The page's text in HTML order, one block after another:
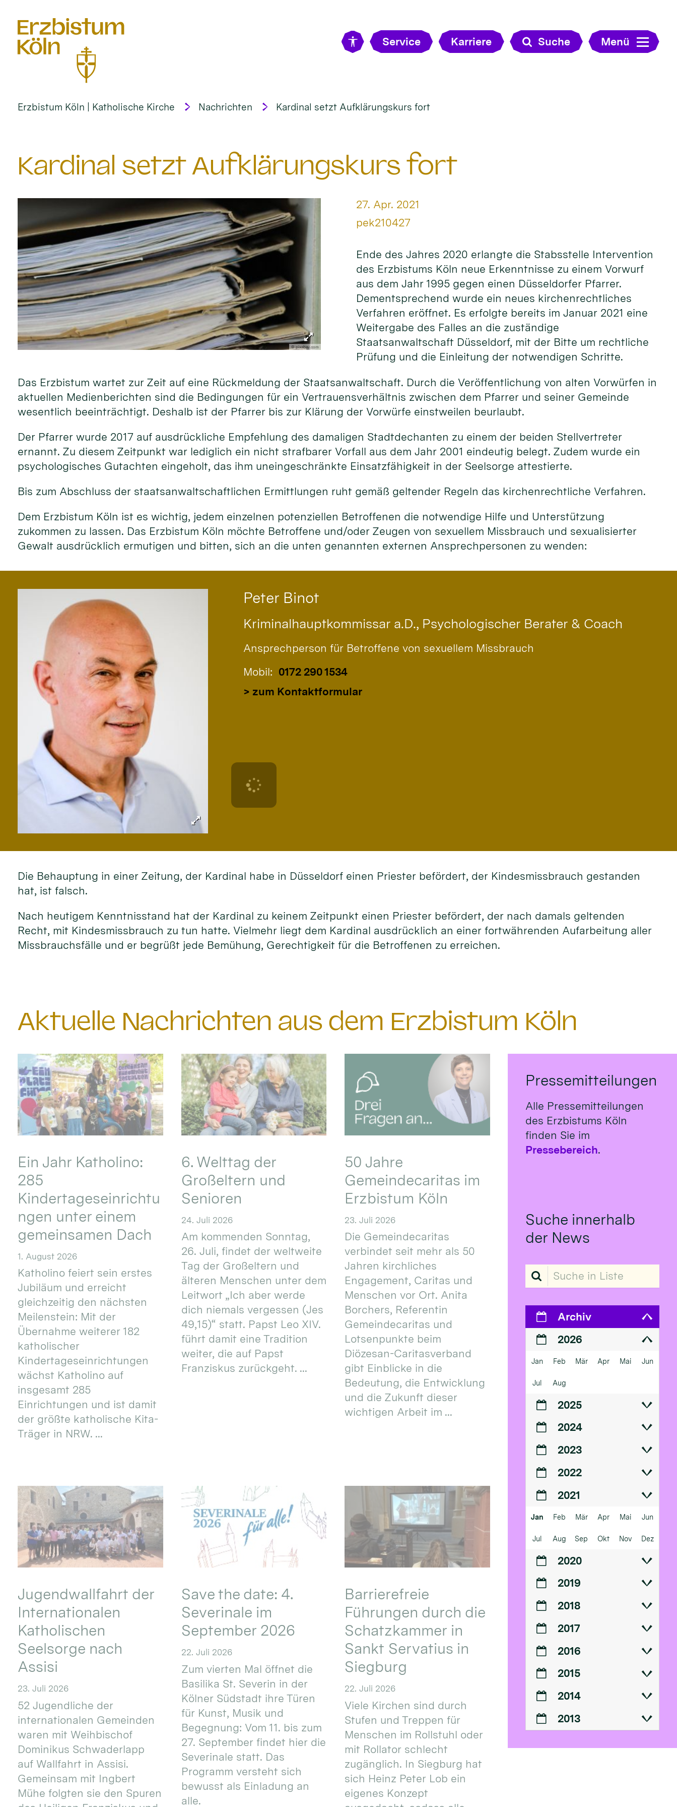
Service Karriere Suche Menü
Erzbistum Köln | Katholische Kirche Nachrichten Kardinal setzt Aufklärungskurs fort
Kardinal setzt Aufklärungskurs fort
© pixabay.com
Datum:
27. Apr. 2021
Von:
pek210427
Ende des Jahres 2020 erlangte die Stabsstelle Intervention
des Erzbistums Köln neue Erkenntnisse zu einem Vorwurf
aus dem Jahr 1995 gegen einen Düsseldorfer Pfarrer.
Dementsprechend wurde ein neues kirchenrechtliches
Verfahren eröffnet. Es erfolgte bereits im Januar 2021 eine
Weitergabe des Falles an die zuständige
Staatsanwaltschaft Düsseldorf, mit der Bitte um rechtliche
Prüfung und die Einleitung der notwendigen Schritte.
Das Erzbistum wartet zur Zeit auf eine Rückmeldung der Staatsanwaltschaft. Durch die Veröffentlichung von alten Vorwürfen in
aktuellen Medienberichten sind die Bedingungen für ein Vertrauensverhältnis zwischen dem Pfarrer und seiner Gemeinde
wesentlich beeinträchtigt. Deshalb ist der Pfarrer bis zur Klärung der Vorwürfe einstweilen beurlaubt.
Der Pfarrer wurde 2017 auf ausdrückliche Empfehlung des damaligen Stadtdechanten zu einem der beiden Stellvertreter
ernannt. Zu diesem Zeitpunkt war lediglich ein nicht strafbarer Vorfall aus dem Jahr 2001 eindeutig belegt. Zudem wurde ein
psychologisches Gutachten eingeholt, das ihm uneingeschränkte Einsatzfähigkeit in der Seelsorge attestierte.
Bis zum Abschluss der staatsanwaltschaftlichen Ermittlungen ruht gemäß geltender Regeln das kirchenrechtliche Verfahren.
Dem Erzbistum Köln ist es wichtig, jedem einzelnen potenziellen Betroffenen die notwendige Hilfe und Unterstützung
zukommen zu lassen. Das Erzbistum Köln möchte Betroffene und/oder Zeugen von sexuellem Missbrauch und sexualisierter
Gewalt ausdrücklich ermutigen und bitten, sich an die unten genannten externen Ansprechpersonen zu wenden:
Peter Binot
Kriminalhauptkommissar a.D., Psychologischer Berater & Coach
Ansprechperson für Betroffene von sexuellem Missbrauch
Mobil: 0172 290 1534
> zum Kontaktformular
Die Behauptung in einer Zeitung, der Kardinal habe in Düsseldorf einen Priester befördert, der Kindesmissbrauch gestanden
hat, ist falsch.
Nach heutigem Kenntnisstand hat der Kardinal zu keinem Zeitpunkt einen Priester befördert, der nach damals geltenden
Recht, mit Kindesmissbrauch zu tun hatte. Vielmehr liegt dem Kardinal ausdrücklich an einer fortwährenden Aufarbeitung aller
Missbrauchsfälle und er begrüßt jede Bemühung, Gerechtigkeit für die Betroffenen zu erreichen.
Aktuelle Nachrichten aus dem Erzbistum Köln
Ein Jahr Katholino:
285
Kindertageseinrichtu
ngen unter einem
gemeinsamen Dach
1. August 2026
Katholino feiert sein erstes
Jubiläum und erreicht
gleichzeitig den nächsten
Meilenstein: Mit der
Übernahme weiterer 182
katholischer
Kindertageseinrichtungen
wächst Katholino auf
insgesamt 285
Einrichtungen und ist damit
der größte katholische Kita-
Träger in NRW. ...
6. Welttag der
Großeltern und
Senioren
24. Juli 2026
Am kommenden Sonntag,
26. Juli, findet der weltweite
Tag der Großeltern und
älteren Menschen unter dem
Leitwort „Ich aber werde
dich niemals vergessen (Jes
49,15)“ statt. Papst Leo XIV.
führt damit eine Tradition
weiter, die auf Papst
Franziskus zurückgeht. ...
50 Jahre
Gemeindecaritas im
Erzbistum Köln
23. Juli 2026
Die Gemeindecaritas
verbindet seit mehr als 50
Jahren kirchliches
Engagement, Caritas und
Menschen vor Ort. Anita
Borchers, Referentin
Gemeindecaritas und
Lotsenpunkte beim
Diözesan-Caritasverband
gibt Einblicke in die
Bedeutung, die Entwicklung
und die Zukunft dieser
wichtigen Arbeit im ...
Jugendwallfahrt der
Internationalen
Katholischen
Seelsorge nach
Assisi
23. Juli 2026
52 Jugendliche der
internationalen Gemeinden
waren mit Weihbischof
Dominikus Schwaderlapp
auf Wallfahrt in Assisi.
Gemeinsam mit Ingbert
Mühe folgten sie den Spuren
Save the date: 4.
Severinale im
September 2026
22. Juli 2026
Zum vierten Mal öffnet die
Basilika St. Severin in der
Kölner Südstadt ihre Türen
für Kunst, Musik und
Begegnung: Vom 11. bis zum
27. September findet hier die
Severinale statt. Das
Programm versteht sich
bewusst als Einladung an
alle.
Barrierefreie
Führungen durch die
Schatzkammer in
Sankt Servatius in
Siegburg
22. Juli 2026
Viele Kirchen sind durch
Stufen und Treppen für
Menschen im Rollstuhl oder
mit Rollator schlecht
zugänglich. In Siegburg hat
sich Heinz Peter Lob ein
eigenes Konzept
Pressemitteilungen
Alle Pressemitteilungen
des Erzbistums Köln
finden Sie im
Pressebereich.
Suche innerhalb
der News
Suche in Liste
Archiv
2026
Jan Feb Mär Apr Mai Jun
Jul Aug
2025
2024
2023
2022
2021
Jan Feb Mär Apr Mai Jun
Jul Aug Sep Okt Nov Dez
2020
2019
2018
2017
2016
2015
2014
2013